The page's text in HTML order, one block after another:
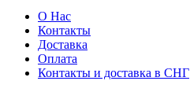
О Нас
Контакты
Доставка
Оплата
Контакты и доставка в СНГ